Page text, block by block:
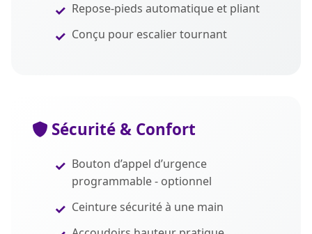
Repose-pieds automatique et pliant
Conçu pour escalier tournant
Sécurité & Confort
Bouton d’appel d’urgence
programmable - optionnel
Ceinture sécurité à une main